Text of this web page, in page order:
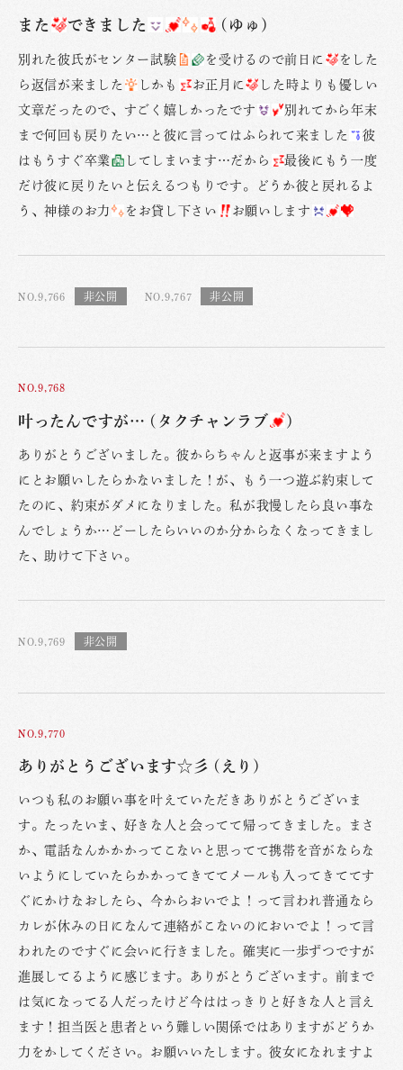
また できました (ゆゅ)
別れた彼氏がセンター試験 を受けるので前日に
をした
ら返信が来ました
しかも お正月に
した時よりも優しい
文章だったので、すごく嬉しかったです
別れてから年末
まで何回も戻りたい…と彼に言ってはふられて来ました
彼
はもうすぐ卒業
してしまいます…だから
最後にもう一度
だけ彼に戻りたいと伝えるつもりです。どうか彼と戻れるよ
う、神様のお力
をお貸し下さい お願いします
NO.9,766 NO.9,767
NO.9,768
叶ったんですが… (タクチャンラブ )
ありがとうございました。彼からちゃんと返事が来ますよう
にとお願いしたらかないました！が、もう一つ遊ぶ約束して
たのに、約束がダメになりました。私が我慢したら良い事な
んでしょうか…どーしたらいいのか分からなくなってきまし
た、助けて下さい。
NO.9,769
NO.9,770
ありがとうございます☆彡 (えり)
いつも私のお願い事を叶えていただきありがとうございま
す。たったいま、好きな人と会ってて帰ってきました。まさ
か、電話なんかかかってこないと思ってて携帯を音がならな
いようにしていたらかかってきててメールも入ってきててす
ぐにかけなおしたら、今からおいでよ！って言われ普通なら
カレが休みの日になんて連絡がこないのにおいでよ！って言
われたのですぐに会いに行きました。確実に一歩ずつですが
進展してるように感じます。ありがとうございます。前まで
は気になってる人だったけど今ははっきりと好きな人と言え
ます！担当医と患者という難しい関係ではありますがどうか
力をかしてください。お願いいたします。彼女になれますよ